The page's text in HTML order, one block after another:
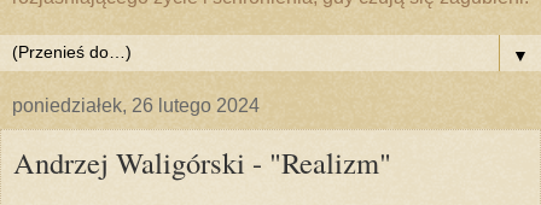
▼
poniedziałek, 26 lutego 2024
Andrzej Waligórski - "Realizm"